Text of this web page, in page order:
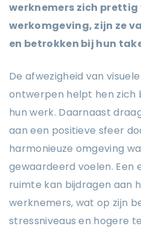
werknemers zich prettig
werkomgeving, zijn ze
en betrokken bij hun
De afwezigheid van
ontwerpen helpt hen zich
hun werk. Daarnaast
aan een positieve sfeer
harmonieuze omgeving
gewaardeerd voelen. Een
ruimte kan bijdragen aan
werknemers, wat op zijn
stressniveaus en hogere